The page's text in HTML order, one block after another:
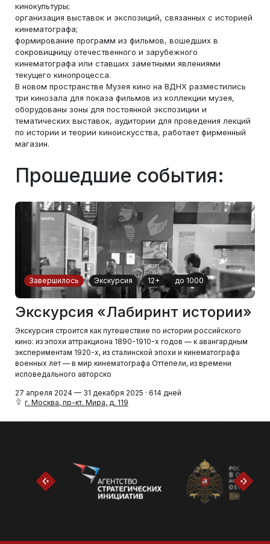
кинокультуры;
организация выставок и экспозиций, связанных с историей
кинематографа;
формирование программ из фильмов, вошедших в
сокровищницу отечественного и зарубежного
кинематографа или ставших заметными явлениями
текущего кинопроцесса.
В новом пространстве Музея кино на ВДНХ разместились
три кинозала для показа фильмов из коллекции музея,
оборудованы зоны для постоянной экспозиции и
тематических выставок, аудитории для проведения лекций
по истории и теории киноискусства, работает фирменный
магазин.
Прошедшие события:
Завершилось Экскурсия 12+ до 1000
Экскурсия «Лабиринт истории»
Экскурсия строится как путешествие по истории российского
кино: из эпохи аттракциона 1890-1910-х годов — к авангардным
экспериментам 1920-х, из сталинской эпохи и кинематографа
военных лет — в мир кинематографа Оттепели, из времени
исповедального авторско
27 апреля 2024 — 31 декабря 2025 · 614 дней
г. Москва, пр-кт. Мира, д. 119